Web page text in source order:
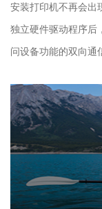
安装打印机不再会出
独立硬件驱动程序后
问设备功能的双向